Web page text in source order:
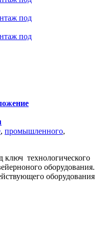
, промышленного,
ключ технологического
оборудования.
оборудования